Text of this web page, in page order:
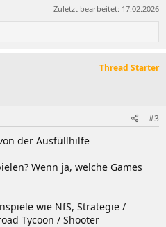
Zuletzt bearbeitet: 17.02.2026
Thread Starter
#3
der Ausfüllhilfe
Wenn ja, welche Games
wie NfS, Strategie /
Tycoon / Shooter